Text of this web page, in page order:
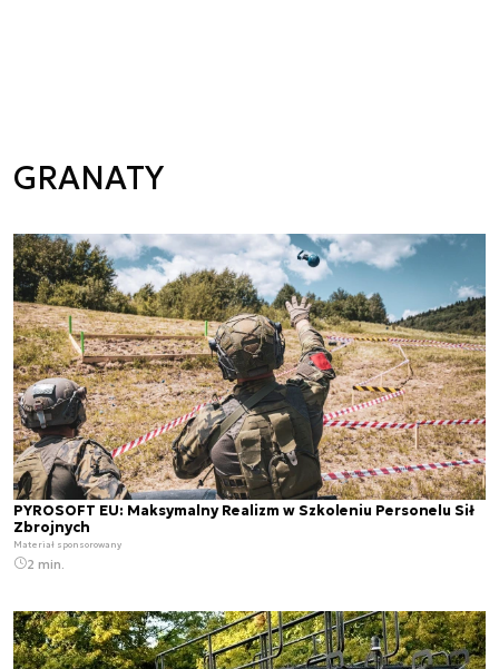
GRANATY
PYROSOFT EU: Maksymalny Realizm w Szkoleniu Personelu Sił
Zbrojnych
Materiał sponsorowany
2 min.